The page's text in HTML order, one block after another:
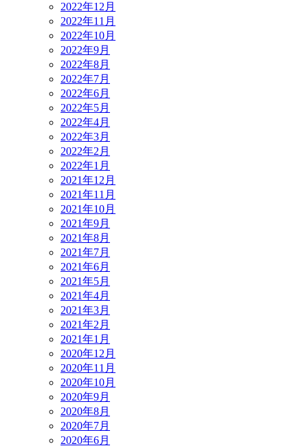
2022年12月
2022年11月
2022年10月
2022年9月
2022年8月
2022年7月
2022年6月
2022年5月
2022年4月
2022年3月
2022年2月
2022年1月
2021年12月
2021年11月
2021年10月
2021年9月
2021年8月
2021年7月
2021年6月
2021年5月
2021年4月
2021年3月
2021年2月
2021年1月
2020年12月
2020年11月
2020年10月
2020年9月
2020年8月
2020年7月
2020年6月